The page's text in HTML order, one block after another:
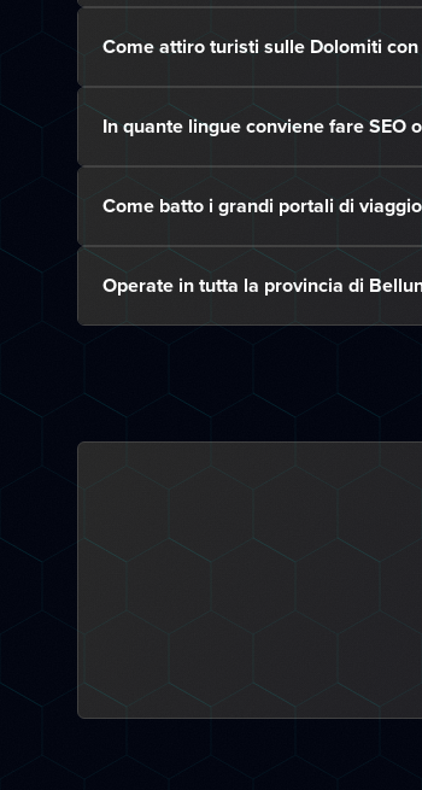
Come attiro turisti sulle Dolomiti
In quante lingue conviene fare SEO
Come batto i grandi portali di
Operate in tutta la provincia di